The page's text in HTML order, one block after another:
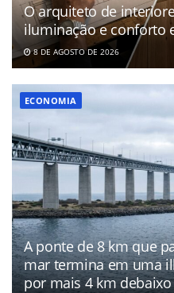
O arquiteto de
iluminação e conforto
8 DE AGOSTO DE 2026
ECONOMIA
A ponte de 8 km que
mar termina em uma
por mais 4 km debaixo